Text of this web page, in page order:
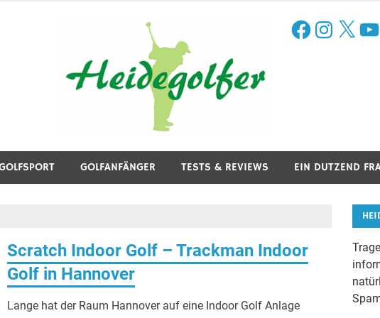
FacebookInstagram
X
GOLFANFÄNGER TESTS & REVIEWS EIN DUTZEND
Scratch Indoor Golf – Trackman Indoor
Golf in Hannover
Lange hat der Raum Hannover auf eine Indoor Golf Anlage